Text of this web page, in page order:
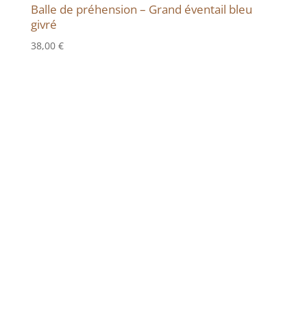
Balle de préhension – Grand éventail bleu
givré
38,00 €